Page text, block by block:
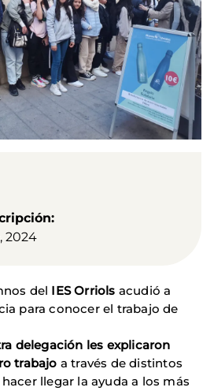
2024
del IES Orriols acudió a
para conocer el trabajo de
delegación les explicaron
trabajo a través de distintos
llegar la ayuda a los más